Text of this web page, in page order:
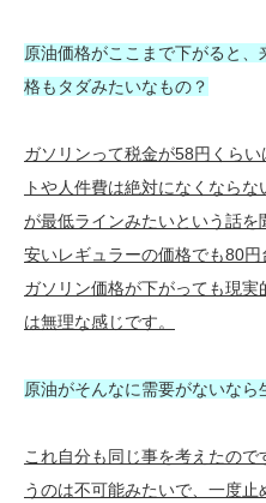
原油価格がここまで下がると
格もタダみたいなもの？
ガソリンって税金が58円くら
トや人件費は絶対になくなら
が最低ラインみたいという話
安いレギュラーの価格でも80
ガソリン価格が下がっても現
は無理な感じです。
原油がそんなに需要がないなら
これ自分も同じ事を考えたの
うのは不可能みたいで、一度